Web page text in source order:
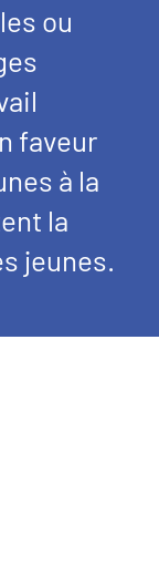
ou
faveur
à la
la
jeunes.